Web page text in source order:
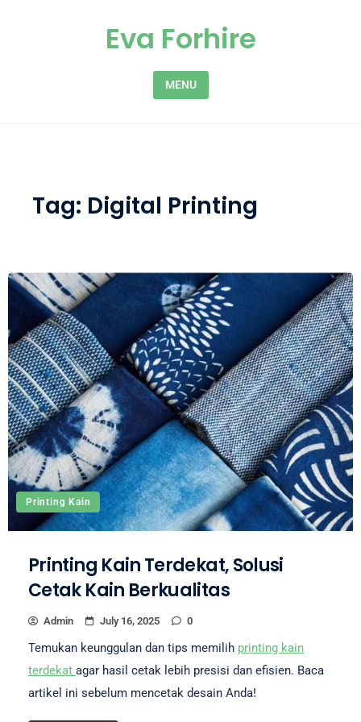
Eva Forhire
MENU
Tag: Digital Printing
Printing Kain
Printing Kain Terdekat, Solusi
Cetak Kain Berkualitas
Admin July 16, 2025 0
Temukan keunggulan dan tips memilih printing kain
terdekat agar hasil cetak lebih presisi dan efisien. Baca
artikel ini sebelum mencetak desain Anda!